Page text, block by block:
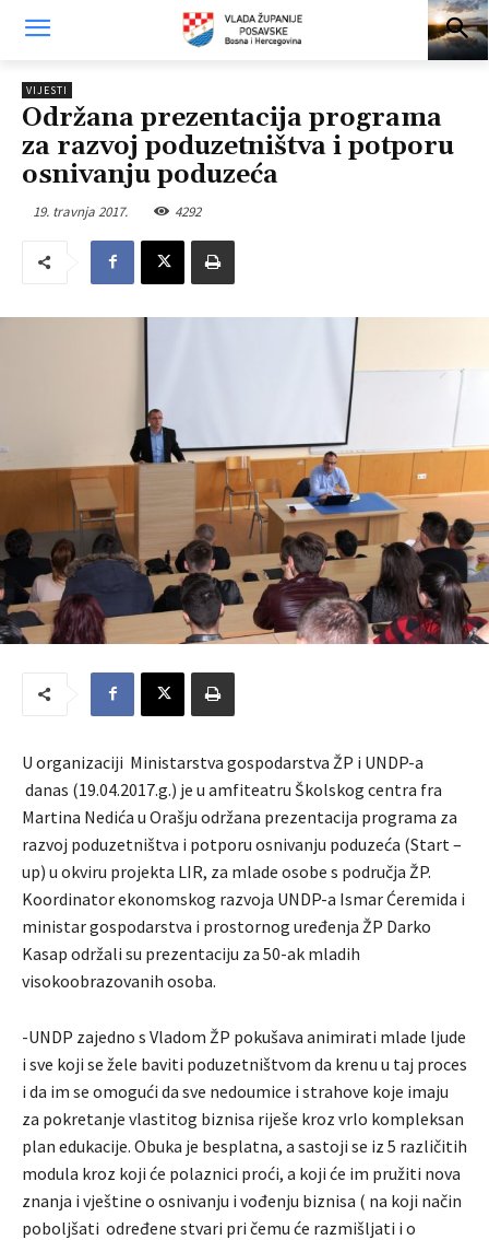
VIJESTI
Održana prezentacija programa
za razvoj poduzetništva i potporu
osnivanju poduzeća
19. travnja 2017. 4292
U organizaciji Ministarstva gospodarstva ŽP i UNDP-a
danas (19.04.2017.g.) je u amfiteatru Školskog centra fra
Martina Nedića u Orašju održana prezentacija programa za
razvoj poduzetništva i potporu osnivanju poduzeća (Start –
up) u okviru projekta LIR, za mlade osobe s područja ŽP.
Koordinator ekonomskog razvoja UNDP-a Ismar Ćeremida i
ministar gospodarstva i prostornog uređenja ŽP Darko
Kasap održali su prezentaciju za 50-ak mladih
visokoobrazovanih osoba.
-UNDP zajedno s Vladom ŽP pokušava animirati mlade ljude
i sve koji se žele baviti poduzetništvom da krenu u taj proces
i da im se omogući da sve nedoumice i strahove koje imaju
za pokretanje vlastitog biznisa riješe kroz vrlo kompleksan
plan edukacije. Obuka je besplatna, a sastoji se iz 5 različitih
modula kroz koji će polaznici proći, a koji će im pružiti nova
znanja i vještine o osnivanju i vođenju biznisa ( na koji način
poboljšati određene stvari pri čemu će razmišljati i o